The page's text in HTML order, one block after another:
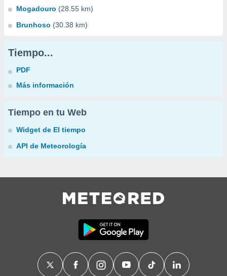
Mogadouro (28.55 km)
Brunhoso (30.38 km)
Tiempo...
PDF
Más información
Tiempo en tu Web
Widget de El tiempo
API de Meteorología